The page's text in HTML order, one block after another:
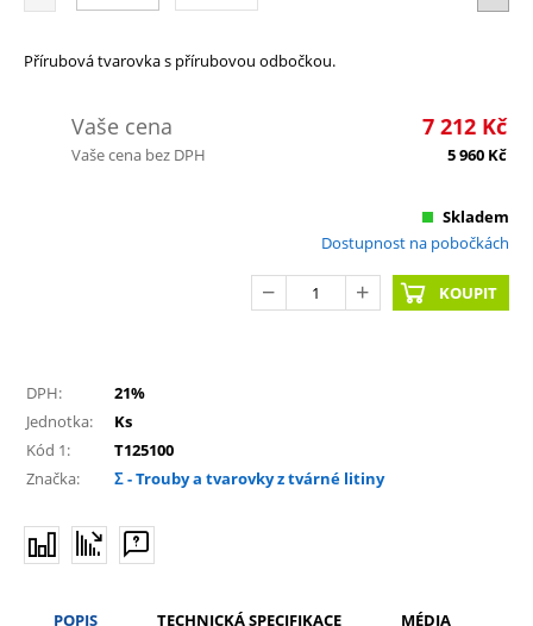
Přírubová tvarovka s přírubovou odbočkou.
Vaše cena 7 212 Kč
Vaše cena bez DPH 5 960 Kč
Skladem
Dostupnost na pobočkách
KOUPIT
DPH:
21%
Jednotka:
Ks
Kód 1:
T125100
Značka:
Σ - Trouby a tvarovky z tvárné litiny
POPIS TECHNICKÁ SPECIFIKACE MÉDIA